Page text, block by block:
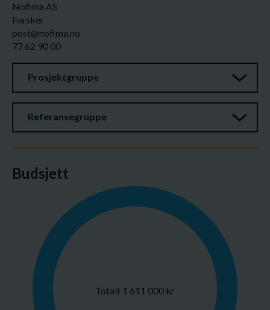
Nofima AS
Forsker
post@nofima.no
77 62 90 00
Prosjektgruppe
Referansegruppe
Budsjett
Totalt 1 611 000 kr